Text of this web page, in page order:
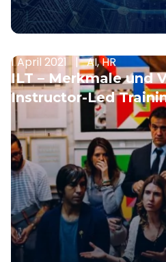
1 April 2021 | AI, HR
ILT – Merkmale und
Instructor-Led